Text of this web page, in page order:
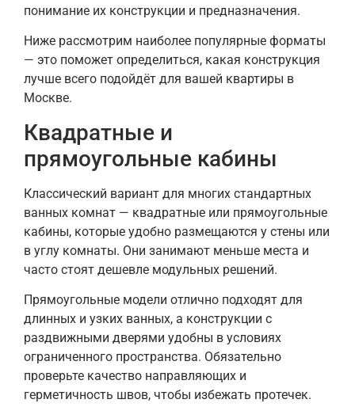
понимание их конструкции и предназначения.
Ниже рассмотрим наиболее популярные форматы
— это поможет определиться, какая конструкция
лучше всего подойдёт для вашей квартиры в
Москве.
Квадратные и
прямоугольные кабины
Классический вариант для многих стандартных
ванных комнат — квадратные или прямоугольные
кабины, которые удобно размещаются у стены или
в углу комнаты. Они занимают меньше места и
часто стоят дешевле модульных решений.
Прямоугольные модели отлично подходят для
длинных и узких ванных, а конструкции с
раздвижными дверями удобны в условиях
ограниченного пространства. Обязательно
проверьте качество направляющих и
герметичность швов, чтобы избежать протечек.